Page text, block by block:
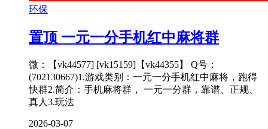
环保
置顶 一元一分手机红中麻将群
微：【vk44577] [vk15159]【vk44355】 Q号：
(702130667)1.游戏类别：一元一分手机红中麻将，跑得
快群2.简介：手机麻将群， 一元一分群，靠谱、正规、
真人3.玩法
2026-03-07